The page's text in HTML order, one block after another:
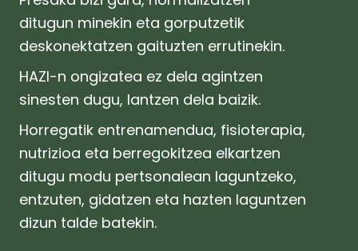
ditugun minekin eta gorputzetik
deskonektatzen gaituzten errutinekin.
HAZI-n ongizatea ez dela agintzen
sinesten dugu, lantzen dela baizik.
Horregatik entrenamendua, fisioterapia,
nutrizioa eta berregokitzea elkartzen
ditugu modu pertsonalean laguntzeko,
entzuten, gidatzen eta hazten laguntzen
dizun talde batekin.